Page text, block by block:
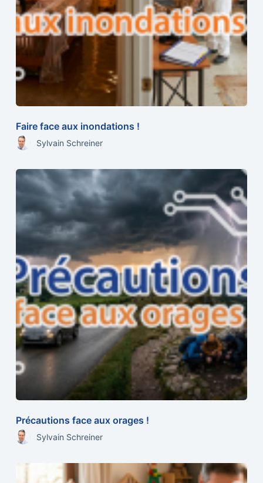
Faire face aux inondations !
Sylvain Schreiner
Précautions face aux orages !
Sylvain Schreiner